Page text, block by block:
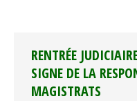
RENTRÉE
SIGNE DE LA
MAGISTRATS